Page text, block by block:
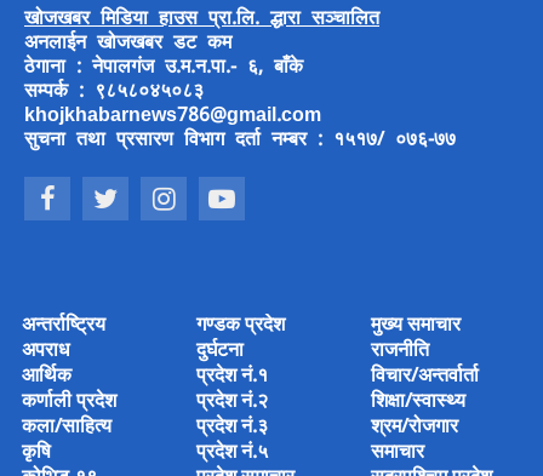
खोजखबर मिडिया हाउस प्रा.लि. द्धारा सञ्चालित
अनलाईन खोजखबर डट कम
ठेगाना : नेपालगंज उ.म.न.पा.- ६, बाँके
सम्पर्क : ९८५८०४५०८३
khojkhabarnews786@gmail.com
सुचना तथा प्रसारण विभाग दर्ता नम्बर : १५१७/ ०७६-७७
अन्तर्राष्ट्रिय
अपराध
आर्थिक
कर्णाली प्रदेश
कला/साहित्य
कृषि
गण्डक प्रदेश
दुर्घटना
प्रदेश नं.१
प्रदेश नं.२
प्रदेश नं.३
प्रदेश नं.५
मुख्य समाचार
राजनीति
विचार/अन्तर्वार्ता
शिक्षा/स्वास्थ्य
श्रम/रोजगार
समाचार